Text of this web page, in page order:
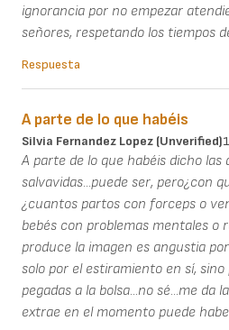
ignorancia por no empezar
señores, respetando los tiempos
Respuesta
A parte de lo que habéis
Silvia Fernandez Lopez (unverified)
A parte de lo que habéis dicho las
salvavidas...puede ser, pero¿con
¿cuantos partos con forceps o
bebés con problemas mentales o
produce la imagen es angustia
solo por el estiramiento en sí,
pegadas a la bolsa...no sé...me da
extrae en el momento puede